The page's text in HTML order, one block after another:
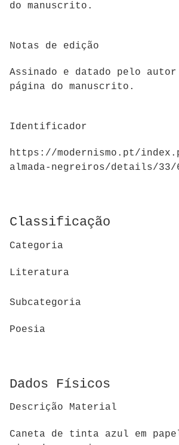
do manuscrito.
Notas de edição
Assinado e datado pelo
página do manuscrito.
Identificador
https://modernismo.pt/
almada-negreiros/details/33/
Classificação
Categoria
Literatura
Subcategoria
Poesia
Dados Físicos
Descrição Material
Caneta de tinta azul em